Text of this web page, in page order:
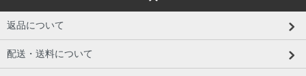
返品について
配送・送料について